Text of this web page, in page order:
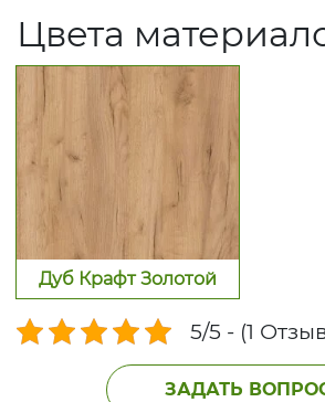
Цвета
Дуб Крафт Золотой
5/5 - (1
ЗАДАТЬ